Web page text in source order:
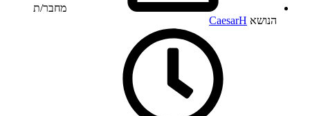
מחבר/ת
הנושא CaesarH